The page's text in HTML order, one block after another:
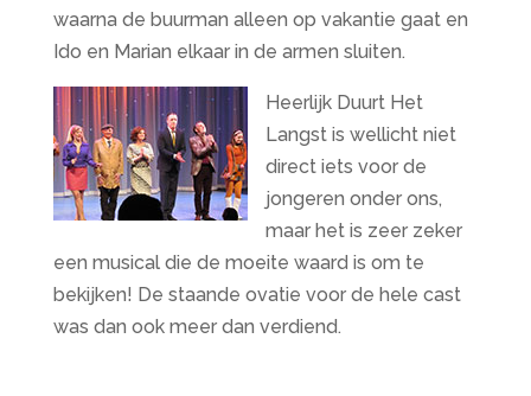
waarna de buurman alleen op vakantie gaat en
Ido en Marian elkaar in de armen sluiten.
Heerlijk Duurt Het
Langst is wellicht niet
direct iets voor de
jongeren onder ons,
maar het is zeer zeker
een musical die de moeite waard is om te
bekijken! De staande ovatie voor de hele cast
was dan ook meer dan verdiend.